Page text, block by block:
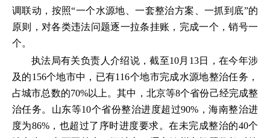
调联动，按照“一个水源地、一套整治方案、一抓到底”的
原则，对各类违法问题逐一拉条挂账，完成一个，销号一
个。
执法局有关负责人介绍说，截至10月13日，在今年涉
及的156个地市中，已有116个地市完成水源地整治任务，
占城市总数的70%以上。其中，北京等8个省份己经完成整
治任务。山东等10个省份整治进度超过90%，海南整治进
度为86%，也超过了序时进度要求。在未完成整治的40个